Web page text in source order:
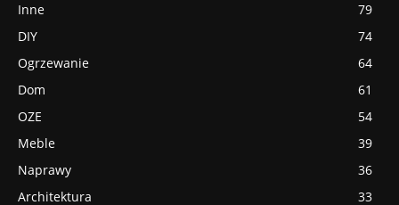
Inne
79
DIY
74
Ogrzewanie
64
Dom
61
OZE
54
Meble
39
Naprawy
36
Architektura
33